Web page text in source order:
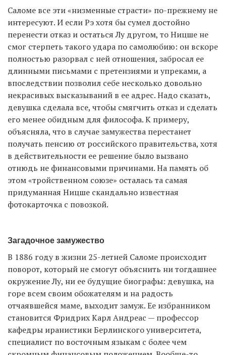
Саломе все эти «низменные страсти» по-прежнему не
интересуют. И если Рэ хотя бы сумел достойно
перенести отказ и остаться Лу другом, то Ницше не
смог стерпеть такого удара по самолюбию: он вскоре
полностью разорвал с ней отношения, забросал ее
длинными письмами с претензиями и упреками, а
впоследствии позволил себе несколько довольно
некрасивых высказываний в ее адрес. Надо сказать,
девушка сделала все, чтобы смягчить отказ и сделать
его менее обидным для философа. К примеру,
объясняла, что в случае замужества перестанет
получать пенсию от российского правительства, хотя
в действительности ее решение было вызвано
отнюдь не финансовыми причинами. На память об
этом «тройственном союзе» осталась та самая
придуманная Ницше скандально известная
фотокарточка с повозкой.
Загадочное замужество
В 1886 году в жизни 25-летней Саломе происходит
поворот, который не смогут объяснить ни тогдашнее
окружение Лу, ни ее будущие биографы: девушка, на
горе всем своим обожателям и на радость
отчаявшейся маме, выходит замуж. Ее избранником
становится Фридрих Карл Андреас — профессор
кафедры иранистики Берлинского университета,
специалист по восточным языкам с более чем